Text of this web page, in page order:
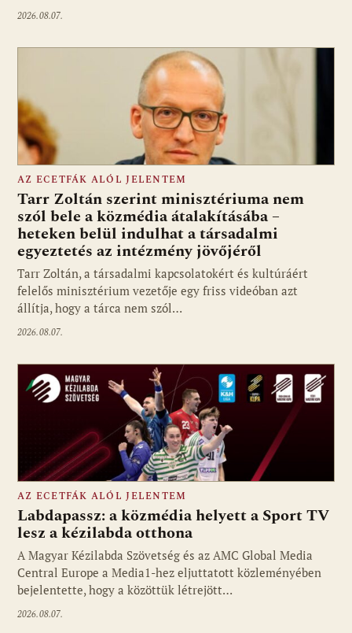
2026.08.07.
Fotó: media1.hu
AZ ECETFÁK ALÓL JELENTEM
Tarr Zoltán szerint minisztériuma nem
szól bele a közmédia átalakításába –
heteken belül indulhat a társadalmi
egyeztetés az intézmény jövőjéről
Tarr Zoltán, a társadalmi kapcsolatokért és kultúráért
felelős minisztérium vezetője egy friss videóban azt
állítja, hogy a tárca nem szól…
2026.08.07.
Fotó: media1.hu
AZ ECETFÁK ALÓL JELENTEM
Labdapassz: a közmédia helyett a Sport TV
lesz a kézilabda otthona
A Magyar Kézilabda Szövetség és az AMC Global Media
Central Europe a Media1-hez eljuttatott közleményében
bejelentette, hogy a közöttük létrejött…
2026.08.07.